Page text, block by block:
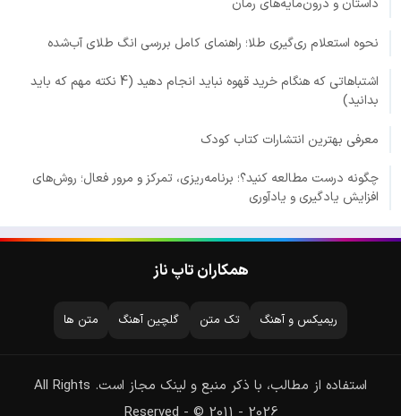
داستان و درون‌مایه‌های رمان
نحوه استعلام ری‌گیری طلا؛ راهنمای کامل بررسی انگ طلای آب‌شده
اشتباهاتی که هنگام خرید قهوه نباید انجام دهید (4 نکته مهم که باید
بدانید)
معرفی بهترین انتشارات کتاب کودک
چگونه درست مطالعه کنید؟؛ برنامه‌ریزی، تمرکز و مرور فعال؛ روش‌های
افزایش یادگیری و یادآوری
همکاران تاپ ناز
ریمیکس و آهنگ تک متن گلچین آهنگ متن ها
استفاده از مطالب، با ذکر منبع و لینک مجاز است. All Rights